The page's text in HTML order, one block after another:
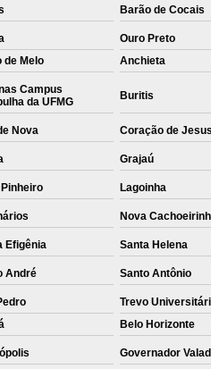
Barão de Cocais
Ouro Preto
de Melo Anchieta
Campus
da UFMG
Buritis
Nova Coração de Jesus
Grajaú
Lagoinha
Nova
Efigênia Santa Helena
André Santo Antônio
Trevo
Belo Horizonte
Governador